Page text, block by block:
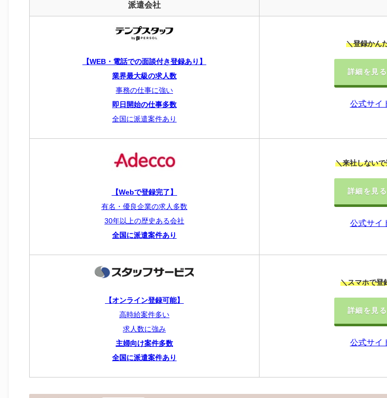
派遣会社
【WEB・電話での面談付き登録あり】
業界最大級の求人数
事務の仕事に強い
即日開始の仕事多数
全国に派遣案件あり
＼登録かん
詳細を見る
公式サイ
【Webで登録完了】
有名・優良企業の求人多数
30年以上の歴史ある会社
全国に派遣案件あり
＼来社しないで
詳細を見る
公式サイ
【オンライン登録可能】
高時給案件多い
求人数に強み
主婦向け案件多数
全国に派遣案件あり
＼スマホで登
詳細を見る
公式サイ